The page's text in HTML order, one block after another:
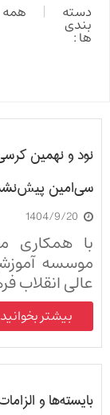
دسته
بندی
ها :
همه
نود و نهمین
سی‌امین
اسلامی
1404/9/20
با همکاری
موسسه
عالی انقلاب
بیشتر بخوانید
بایسته‌ها و